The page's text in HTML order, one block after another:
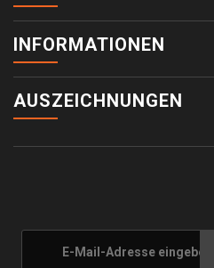
INFORMATIONEN
AUSZEICHNUNGEN